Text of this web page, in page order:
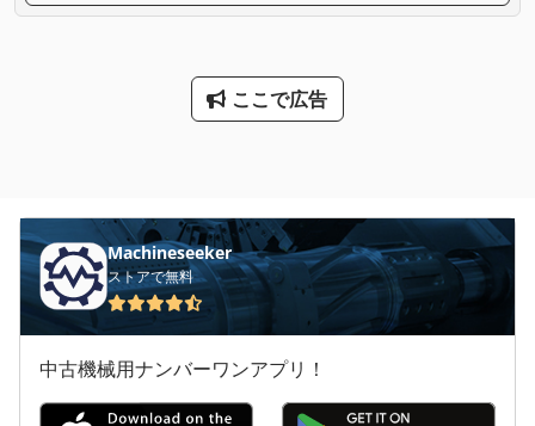
ここで広告
Machineseeker
ストアで無料
中古機械用ナンバーワンアプリ！